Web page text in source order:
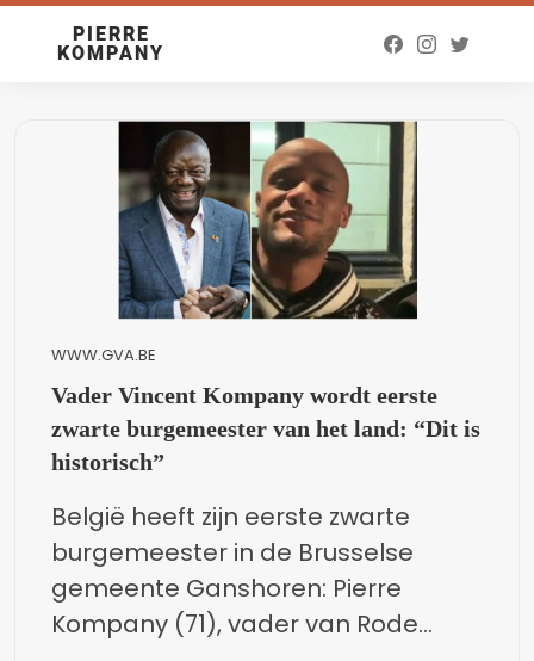
PIERRE
KOMPANY
WWW.GVA.BE
Vader Vincent Kompany wordt eerste
zwarte burgemeester van het land: “Dit is
historisch”
België heeft zijn eerste zwarte
burgemeester in de Brusselse
gemeente Ganshoren: Pierre
Kompany (71), vader van Rode